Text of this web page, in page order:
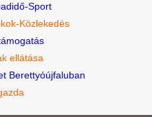
Sport
Közlekedés
ellátása
Berettyóújfaluban